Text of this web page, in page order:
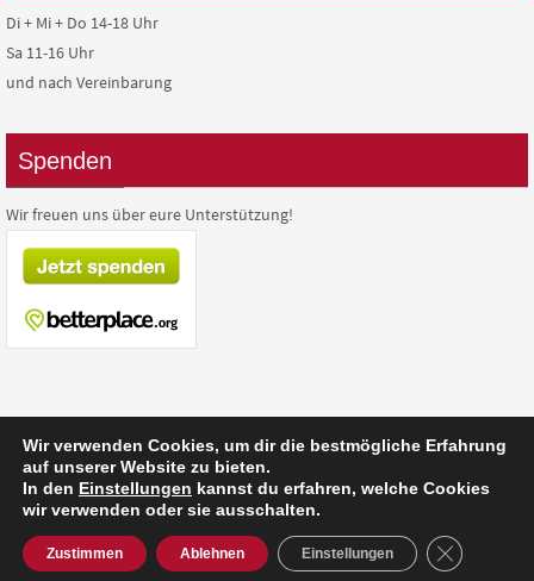
Di + Mi + Do 14-18 Uhr
Sa 11-16 Uhr
und nach Vereinbarung
Spenden
Wir freuen uns über eure Unterstützung!
Präsentiert vonNirvana&WordPress.
Wir verwenden Cookies, um dir die bestmögliche Erfahrung
auf unserer Website zu bieten.
In den Einstellungen kannst du erfahren, welche Cookies
wir verwenden oder sie ausschalten.
Zustimmen Ablehnen Einstellungen GDPR